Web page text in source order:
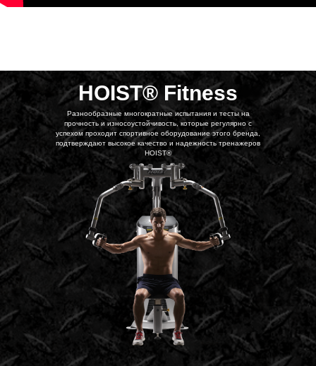
HOIST® Fitness
Разнообразные многократные испытания и тесты на
прочность и износоустойчивость, которые регулярно с
успехом проходит спортивное оборудование этого бренда,
подтверждают высокое качество и надежность тренажеров
HOIST®